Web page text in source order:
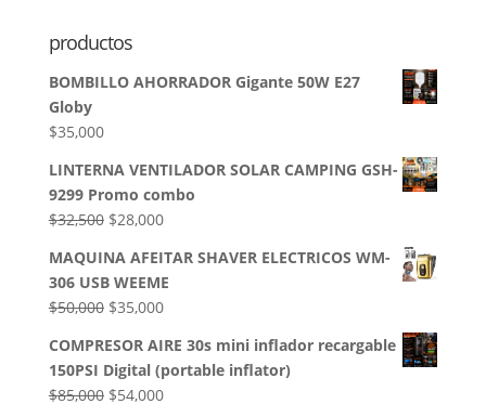
productos
BOMBILLO AHORRADOR Gigante 50W E27
Globy
$35,000
LINTERNA VENTILADOR SOLAR CAMPING GSH-
9299 Promo combo
$32,500 El
original
era:
$32,500.
$28,000El
actual
es:
$28,000.
MAQUINA AFEITAR SHAVER ELECTRICOS WM-
306 USB WEEME
$50,000 El
original
era:
$50,000.
$35,000El
actual
es:
$35,000.
COMPRESOR AIRE 30s mini inflador recargable
150PSI Digital (portable inflator)
$85,000 El
$54,000El